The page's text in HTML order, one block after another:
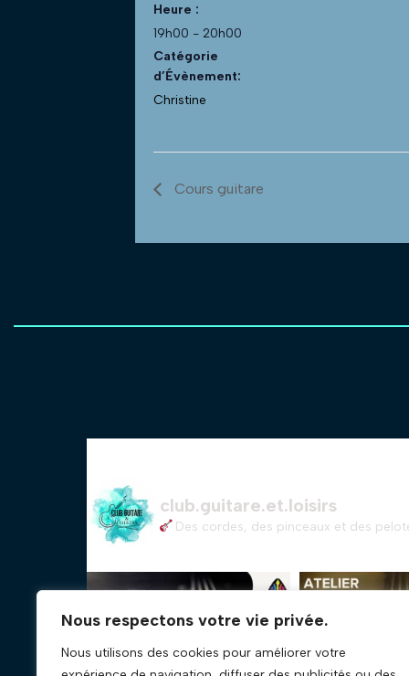
Nous respectons votre vie privée.
Nous utilisons des cookies pour améliorer votre
Heure :
19h00 - 20h00
Catégorie
d’Évènement:
Christine
Cours guitare
club.guitare.et.loisirs
Des cordes, des pinceaux et des